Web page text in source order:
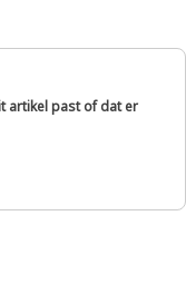
artikel past of dat er